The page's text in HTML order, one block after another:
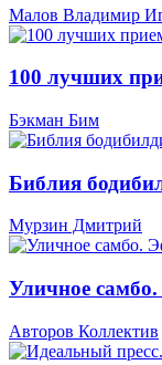
Малов Владимир
100 лучших
Бэкман Бим
Библия
Мурзин Дмитрий
Уличное
Авторов Коллектив